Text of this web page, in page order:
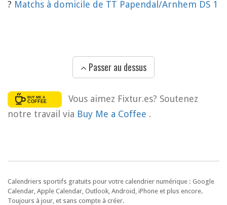
? Matchs à domicile de TT Papendal/Arnhem DS 1
Passer au dessus
Vous aimez Fixtur.es? Soutenez
notre travail via Buy Me a Coffee .
Calendriers sportifs gratuits pour votre calendrier numérique : Google
Calendar, Apple Calendar, Outlook, Android, iPhone et plus encore.
Toujours à jour, et sans compte à créer.